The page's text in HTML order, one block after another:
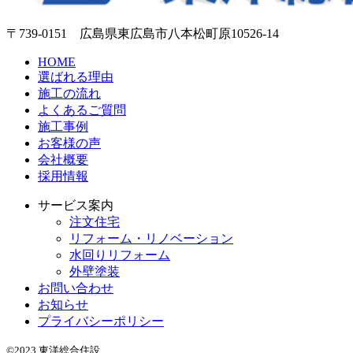
〒739-0151 広島県東広島市八本松町原10526-14
HOME
選ばれる理由
施工の流れ
よくあるご質問
施工事例
お客様の声
会社概要
採用情報
サービス案内
注文住宅
リフォーム・リノベーション
水回りリフォーム
外壁塗装
お問い合わせ
お知らせ
プライバシーポリシー
©2023 東洋総合住設.